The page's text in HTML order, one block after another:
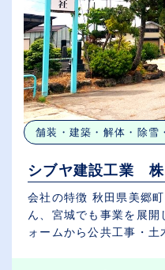
舗装・建築・解体・除雪
シブヤ建設工業 株
会社の特徴 秋田県美郷
ん、宮城でも事業を展
ォームから公共工事・